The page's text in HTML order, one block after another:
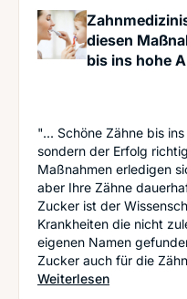
diesen
bis ins hohe
"... Schöne Zähne bis
sondern der Erfolg
Maßnahmen erledigen
aber Ihre Zähne
Zucker ist der
Krankheiten die nicht
eigenen Namen
Zucker auch für die
Weiterlesen: